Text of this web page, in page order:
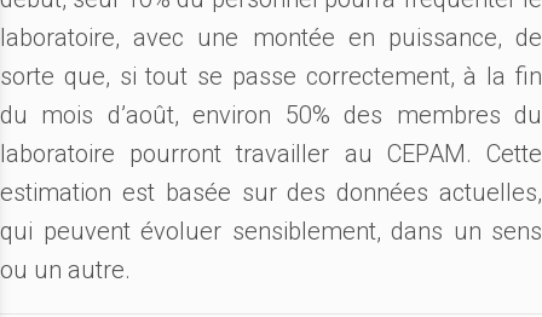
laboratoire, avec une montée en puissance, de
sorte que, si tout se passe correctement, à la fin
du mois d’août, environ 50% des membres du
laboratoire pourront travailler au CEPAM. Cette
estimation est basée sur des données actuelles,
qui peuvent évoluer sensiblement, dans un sens
ou un autre.